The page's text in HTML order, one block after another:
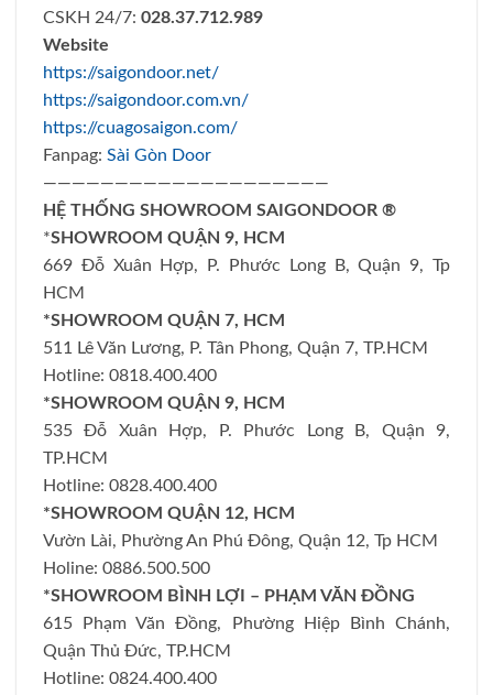
CSKH 24/7: 028.37.712.989
Website
https://saigondoor.net/
https://saigondoor.com.vn/
https://cuagosaigon.com/
Fanpag: Sài Gòn Door
————————————————————
HỆ THỐNG SHOWROOM SAIGONDOOR ®
*SHOWROOM QUẬN 9, HCM
669 Đỗ Xuân Hợp, P. Phước Long B, Quận 9, Tp
HCM
*SHOWROOM QUẬN 7, HCM
511 Lê Văn Lương, P. Tân Phong, Quận 7, TP.HCM
Hotline: 0818.400.400
*SHOWROOM QUẬN 9, HCM
535 Đỗ Xuân Hợp, P. Phước Long B, Quận 9,
TP.HCM
Hotline: 0828.400.400
*SHOWROOM QUẬN 12, HCM
Vườn Lài, Phường An Phú Đông, Quận 12, Tp HCM
Holine: 0886.500.500
*SHOWROOM BÌNH LỢI – PHẠM VĂN ĐỒNG
615 Phạm Văn Đồng, Phường Hiệp Bình Chánh,
Quận Thủ Đức, TP.HCM
Hotline: 0824.400.400